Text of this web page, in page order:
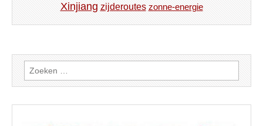
Xinjiang zijderoutes zonne-energie
Zoeken
naar: